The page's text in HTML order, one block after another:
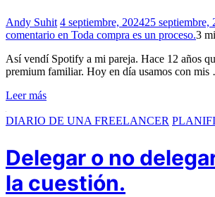
Andy Suhit 4 septiembre, 202425 septiembre,
comentario en Toda compra es un proceso.3
Así vendí Spotify a mi pareja. Hace 12 años
premium familiar. Hoy en día usamos con
Leer más
DIARIO DE UNA FREELANCER
Delegar o no
la cuestión.